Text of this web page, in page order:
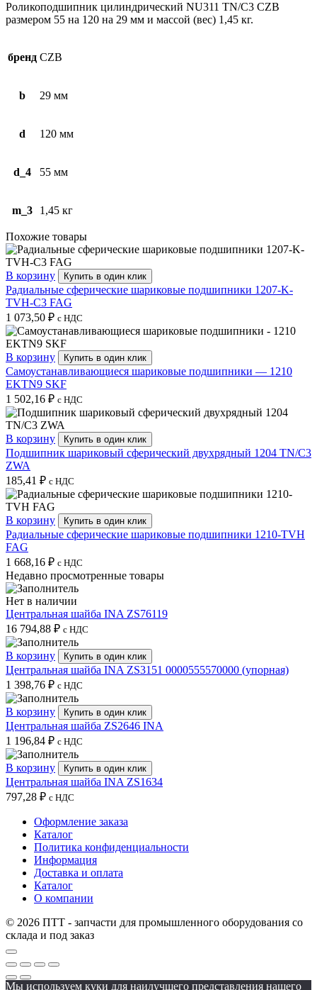
Роликоподшипник цилиндрический NU311 TN/C3 CZB
размером 55 на 120 на 29 мм и массой (вес) 1,45 кг.
бренд CZB
b 29 мм
d 120 мм
d_4 55 мм
m_3 1,45 кг
Похожие товары
В корзину Купить в один клик
Радиальные сферические шариковые подшипники 1207-K-
TVH-C3 FAG
1 073,50 ₽ с НДС
В корзину Купить в один клик
Самоустанавливающиеся шариковые подшипники — 1210
EKTN9 SKF
1 502,16 ₽ с НДС
В корзину Купить в один клик
Подшипник шариковый сферический двухрядный 1204 TN/C3
ZWA
185,41 ₽ с НДС
В корзину Купить в один клик
Радиальные сферические шариковые подшипники 1210-TVH
FAG
1 668,16 ₽ с НДС
Недавно просмотренные товары
Нет в наличии
Центральная шайба INA ZS76119
16 794,88 ₽ с НДС
В корзину Купить в один клик
Центральная шайба INA ZS3151 0000555570000 (упорная)
1 398,76 ₽ с НДС
В корзину Купить в один клик
Центральная шайба ZS2646 INA
1 196,84 ₽ с НДС
В корзину Купить в один клик
Центральная шайба INA ZS1634
797,28 ₽ с НДС
Оформление заказа
Каталог
Политика конфиденциальности
Информация
Доставка и оплата
Каталог
О компании
© 2026 ПТТ - запчасти для промышленного оборудования со
склада и под заказ
Мы используем куки для наилучшего представления нашего